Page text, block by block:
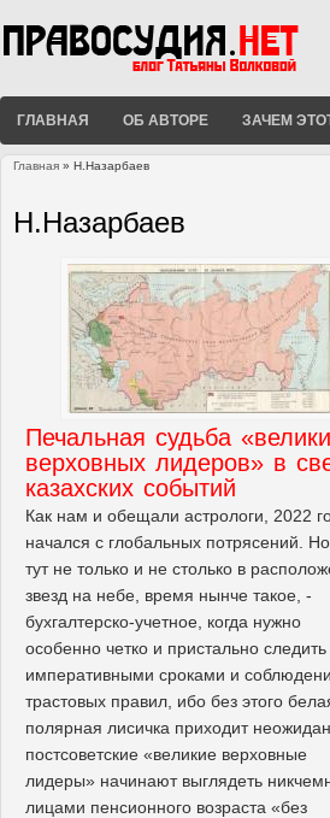
ГЛАВНАЯ ОБ АВТОРЕ ЗАЧЕМ
Главная » Н.Назарбаев
Н.Назарбаев
Печальная судьба
верховных лидеров» в
казахских событий
Как нам и обещали астрологи, 2022
начался с глобальных потрясений.
тут не только и не столько в
звезд на небе, время нынче такое, -
бухгалтерско-учетное, когда нужно
особенно четко и пристально следить
императивными сроками и
трастовых правил, ибо без этого
полярная лисичка приходит
постсоветские «великие верховные
лидеры» начинают выглядеть
лицами пенсионного возраста «без